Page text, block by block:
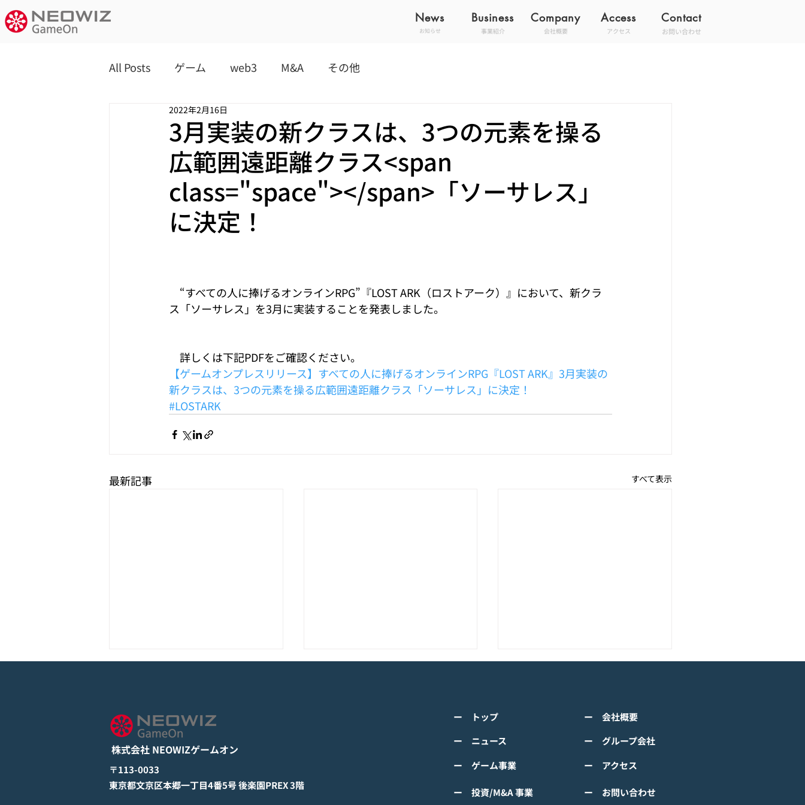
News Business
お知らせ 事業紹介
Access Contact
アクセス お問い合わせ
Company
会社概要
All Posts ゲーム web3 M&A その他
3月実装の新クラスは、3つの元素を操る
広範囲遠距離クラス<span
class="space"></span>「ソーサレス」
に決定！
2022年2月16日
“すべての人に捧げるオンラインRPG”『LOST ARK（ロストアーク）』において、新クラ
ス「ソーサレス」を3月に実装することを発表しました。
詳しくは下記PDFをご確認ください。
【ゲームオンプレスリリース】すべての人に捧げるオンラインRPG『LOST ARK』3月実装の
新クラスは、3つの元素を操る広範囲遠距離クラス「ソーサレス」に決定！
#LOSTARK
最新記事 すべて表示
けて正式リリース！
詳しくは下記PDFをご確認くださ
い。 【ゲームオン プレスリリ
ース】 モバイル新作『ぼのぼの
なにしてる？』 Google Play
StoreとApp Storeから全世界に
向けて正式リリース！ #ぼのぼの
超伝導体！最高のスリックバ
ス】 K-POPアイドル応援アプリ
体！最高のスリックバック・チャ
のぼの なにしてる？』<span
class="space"></span>グロ
詳しくは下記PDFをご確認くださ
い。 【ゲームオン プレスリリ
ース】 TVアニメーション 『ぼの
ぼの なにしてる？』事前登録受
株式会社 NEOWIZゲームオン
​〒113-0033
​東京都文京区本郷一丁目4番5号 後楽園PREX 3階
ー トップ
ー ニュース
ー ゲーム事業
ー 投資/M&A 事業
ー 会社概要
ー グループ会社
ー アクセス
ー お問い合わせ